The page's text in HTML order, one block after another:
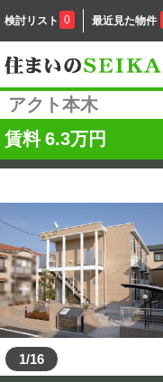
検討リスト 0 最近見た物件
アクト本木
賃料 6.3万円
1/16